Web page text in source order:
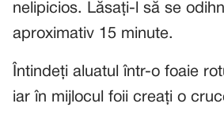
nelipicios. Lăsați-l să se
aproximativ 15 minute.
Întindeți aluatul într-o foaie
iar în mijlocul foii creați o